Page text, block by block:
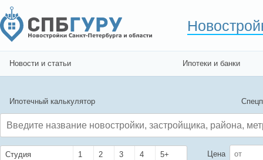
Новости и статьи Ипотеки и банки
Ипотечный калькулятор
Студия 1 2 3 4 5+ Цена